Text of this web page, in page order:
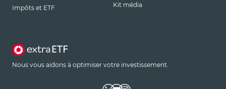
Impôts et ETF
Kit média
Nous vous aidons à optimiser votre investissement.